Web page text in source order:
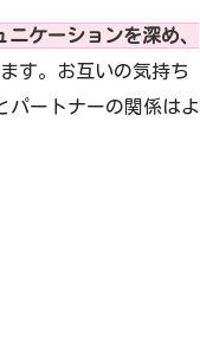
ケーションを深め、
す。お互いの気持ち
パートナーの関係はよ